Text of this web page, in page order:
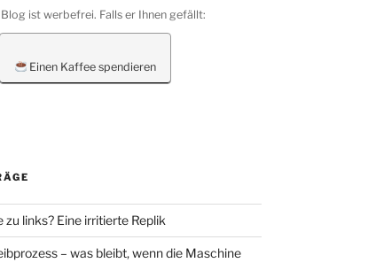
Blog ist werbefrei. Falls er Ihnen gefällt:
Einen Kaffee spendieren
zu links? Eine irritierte Replik
– was bleibt, wenn die Maschine